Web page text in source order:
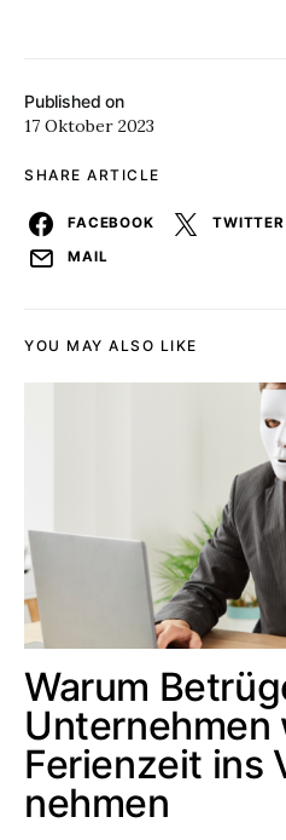
Published on
17 Oktober 2023
SHARE ARTICLE
FACEBOOK TWITTER
MAIL
YOU MAY ALSO LIKE
Warum
Unternehmen
Ferienzeit ins
nehmen